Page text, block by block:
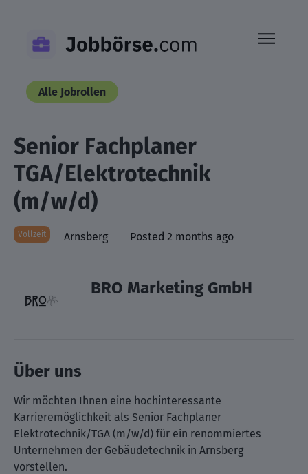
content
Alle Jobrollen
Senior Fach­planer
TGA/Elektro­technik
(m/w/d)
Vollzeit Arnsberg Posted 2 months ago
BRO Marketing GmbH
Über uns
Wir möchten Ihnen eine hochinteressante
Karrieremöglichkeit als Senior Fachplaner
Elektrotechnik/TGA (m/w/d) für ein renommiertes
Unternehmen der Gebäudetechnik in Arnsberg
vorstellen.